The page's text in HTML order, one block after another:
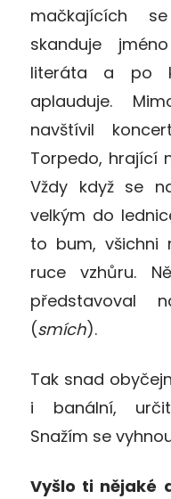
mačkajících
skanduje
literáta a po
aplauduje.
navštívil
Torpedo, hrající
Vždy když se
velkým do
to bum, všichni
ruce vzhůru.
představoval
(smích).
Tak snad
i banální,
Snažím se
Vyšlo ti nějaké